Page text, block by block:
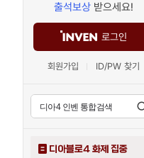
출석보상 받으세요!
로그인
회원가입 ID/PW 찾기
디아블로4 화제 집중